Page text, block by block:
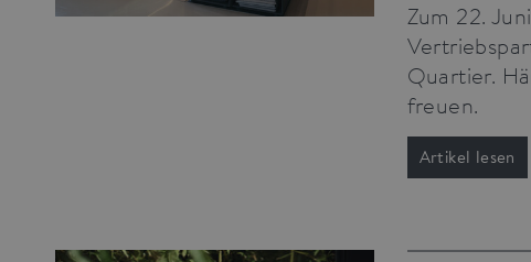
Zum 22.
Quartier.
freuen.
Artikel lesen